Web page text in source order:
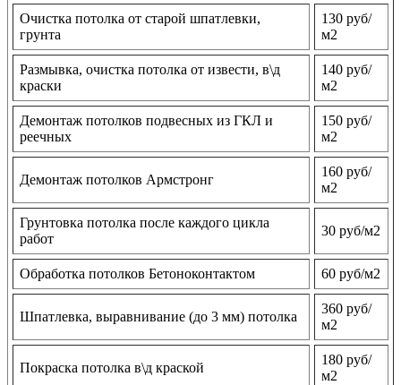
Очистка потолка от старой шпатлевки,
грунта
130 руб/
м2
Размывка, очистка потолка от извести, в\д
краски
140 руб/
м2
Демонтаж потолков подвесных из ГКЛ и
реечных
150 руб/
м2
Демонтаж потолков Армстронг
160 руб/
м2
Грунтовка потолка после каждого цикла
работ
30 руб/м2
Обработка потолков Бетоноконтактом 60 руб/м2
Шпатлевка, выравнивание (до 3 мм) потолка
360 руб/
м2
Покраска потолка в\д краской
180 руб/
м2